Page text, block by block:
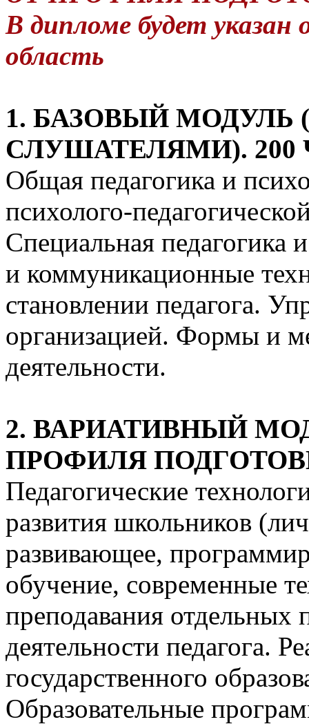
В дипломе будет указан
область
1. БАЗОВЫЙ
СЛУШАТЕЛЯМИ). 200
Общая педагогика и
психолого-
Специальная
и коммуникационные
становлении педагога.
организацией. Формы и
деятельности.
2. ВАРИАТИВНЫЙ
ПРОФИЛЯ
Педагогические
развития школьников
развивающее,
обучение, современные
преподавания отдельных
деятельности педагога.
государственного
Образовательные